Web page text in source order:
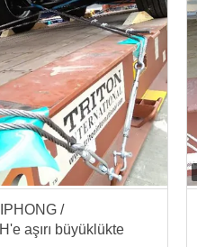
/
aşırı büyüklükte